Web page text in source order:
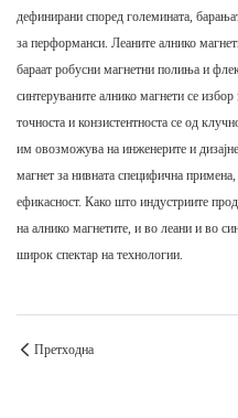
дефинирани според големината,
за перформанси. Леаните алнико
бараат робусни магнетни полиња и
синтеруваните алнико магнети се
точноста и конзистентноста се од
им овозможува на инженерите и
магнет за нивната специфична
ефикасност. Како што индустриите
на алнико магнетите, и во леани и во
широк спектар на технологии.
Претходна